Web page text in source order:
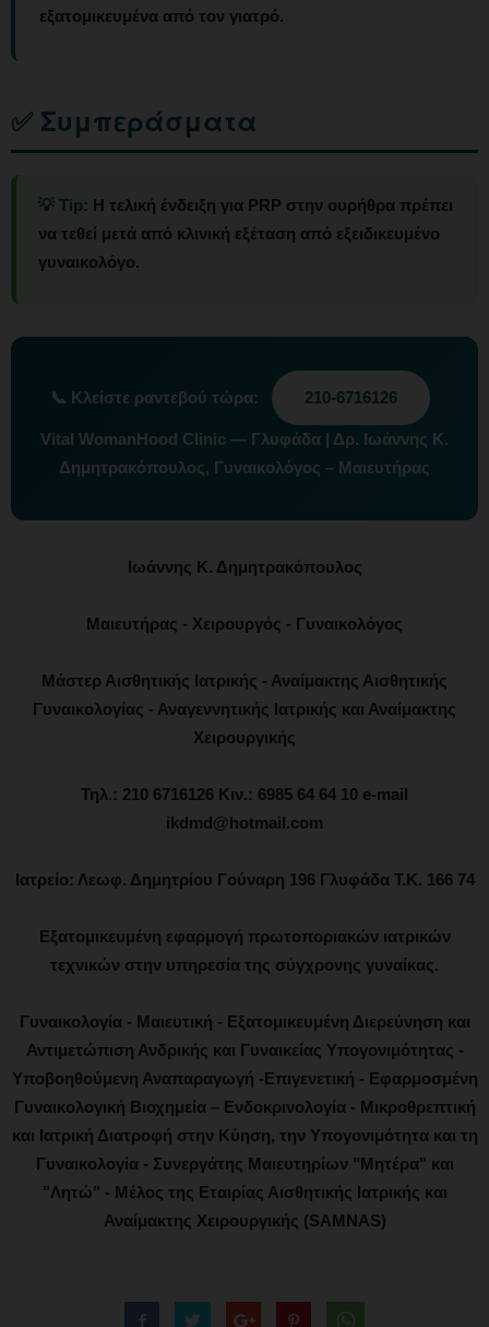
εξατομικευμένα από τον γιατρό.
✅ Συμπεράσματα
💡 Tip: Η τελική ένδειξη για PRP στην ουρήθρα πρέπει
να τεθεί μετά από κλινική εξέταση από εξειδικευμένο
γυναικολόγο.
📞 Κλείστε ραντεβού τώρα: 210-6716126
Vital WomanHood Clinic — Γλυφάδα | Δρ. Ιωάννης Κ.
Δημητρακόπουλος, Γυναικολόγος – Μαιευτήρας
Ιωάννης Κ. Δημητρακόπουλος
Μαιευτήρας - Χειρουργός - Γυναικολόγος
Μάστερ Αισθητικής Ιατρικής - Αναίμακτης Αισθητικής
Γυναικολογίας - Αναγεννητικής Ιατρικής και Αναίμακτης
Χειρουργικής
Τηλ.: 210 6716126 Κιν.: 6985 64 64 10 e-mail
ikdmd@hotmail.com
Ιατρείο: Λεωφ. Δημητρίου Γούναρη 196 Γλυφάδα Τ.Κ. 166 74
Εξατομικευμένη εφαρμογή πρωτοποριακών ιατρικών
τεχνικών στην υπηρεσία της σύγχρονης γυναίκας.
Γυναικολογία - Μαιευτική - Εξατομικευμένη Διερεύνηση και
Αντιμετώπιση Ανδρικής και Γυναικείας Υπογονιμότητας -
Υποβοηθούμενη Αναπαραγωγή -Επιγενετική - Εφαρμοσμένη
Γυναικολογική Βιοχημεία – Ενδοκρινολογία - Μικροθρεπτική
και Ιατρική Διατροφή στην Κύηση, την Υπογονιμότητα και τη
Γυναικολογία - Συνεργάτης Μαιευτηρίων "Μητέρα" και
"Λητώ" - Μέλος της Εταιρίας Αισθητικής Ιατρικής και
Αναίμακτης Χειρουργικής (SAMNAS)